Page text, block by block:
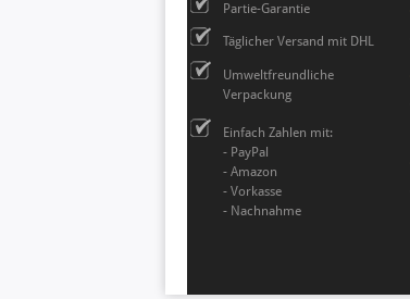
Partie-Garantie
Täglicher Versand mit DHL
Umweltfreundliche
Verpackung
Einfach Zahlen mit:
- PayPal
- Amazon
- Vorkasse
- Nachnahme